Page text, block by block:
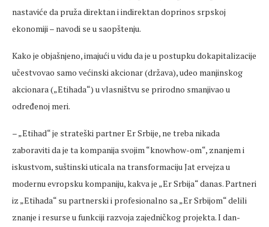
nastaviće da pruža direktan i indirektan doprinos srpskoj
ekonomiji – navodi se u saopštenju.
Kako je objašnjeno, imajući u vidu da je u postupku dokapitalizacije
učestvovao samo većinski akcionar (država), udeo manjinskog
akcionara („Etihada“) u vlasništvu se prirodno smanjivao u
određenoj meri.
– „Etihad“ je strateški partner Er Srbije, ne treba nikada
zaboraviti da je ta kompanija svojim “knowhow-om“, znanjem i
iskustvom, suštinski uticala na transformaciju Jat ervejza u
modernu evropsku kompaniju, kakva je „Er Srbija“ danas. Partneri
iz „Etihada“ su partnerski i profesionalno sa „Er Srbijom“ delili
znanje i resurse u funkciji razvoja zajedničkog projekta. I dan-